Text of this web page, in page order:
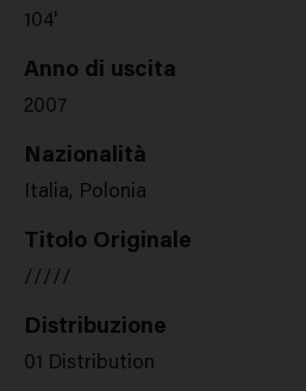
104'
Anno di uscita
2007
Nazionalità
Italia, Polonia
Titolo Originale
/////
Distribuzione
01 Distribution